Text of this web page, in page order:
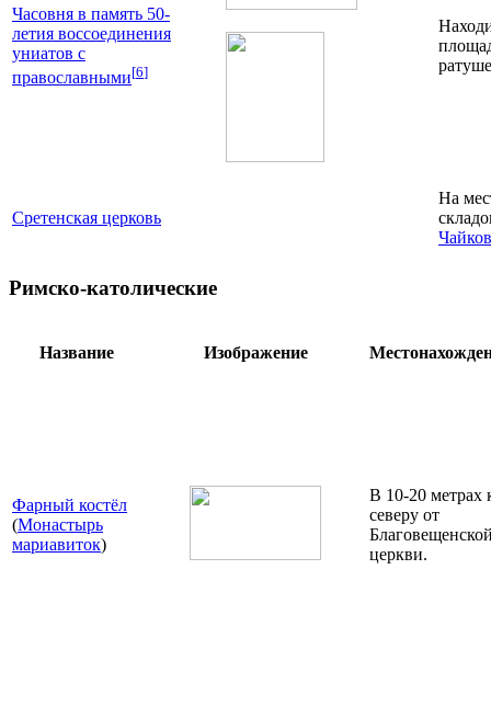
Часовня в память 50-
летия воссоединения
униатов с
православными[6]
Сретенская церковь
На
Римско-католические
Название Изображение
Фарный костёл
(Монастырь
мариавиток)
В 10-20 метрах
северу от
церкви.